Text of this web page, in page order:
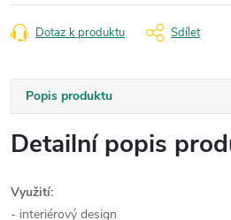
Dotaz k produktu Sdílet
Popis produktu
Detailní popis
Využití:
- interiérový design